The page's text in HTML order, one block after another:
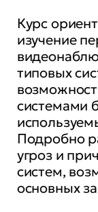
Курс
изучение
типовых
системами
Подробно
угроз и
систем,
основных